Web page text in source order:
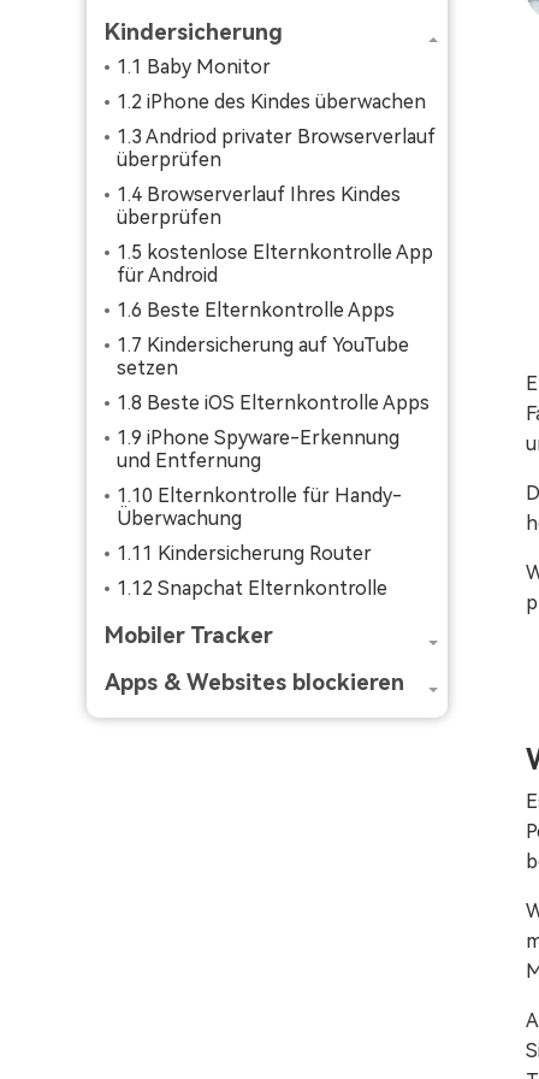
Kindersicherung
1.1 Baby Monitor
1.2 iPhone des Kindes überwachen
1.3 Andriod privater Browserverlauf
überprüfen
1.4 Browserverlauf Ihres Kindes
überprüfen
1.5 kostenlose Elternkontrolle App
für Android
1.6 Beste Elternkontrolle Apps
1.7 Kindersicherung auf YouTube
setzen
1.8 Beste iOS Elternkontrolle Apps
1.9 iPhone Spyware-Erkennung
und Entfernung
1.10 Elternkontrolle für Handy-
Überwachung
1.11 Kindersicherung Router
1.12 Snapchat Elternkontrolle
Mobiler Tracker
Apps & Websites blockieren